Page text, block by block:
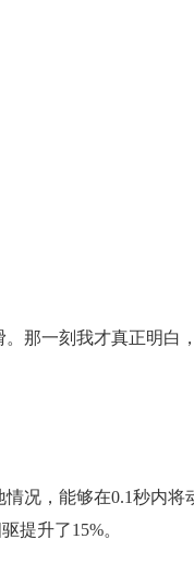
那一刻我才真正明白
况，能够在0.1秒内
提升了15%。